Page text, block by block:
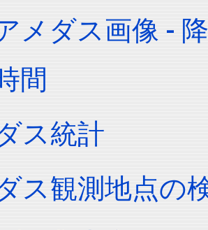
メダス画像 -
間
ス統計
ス観測地点の